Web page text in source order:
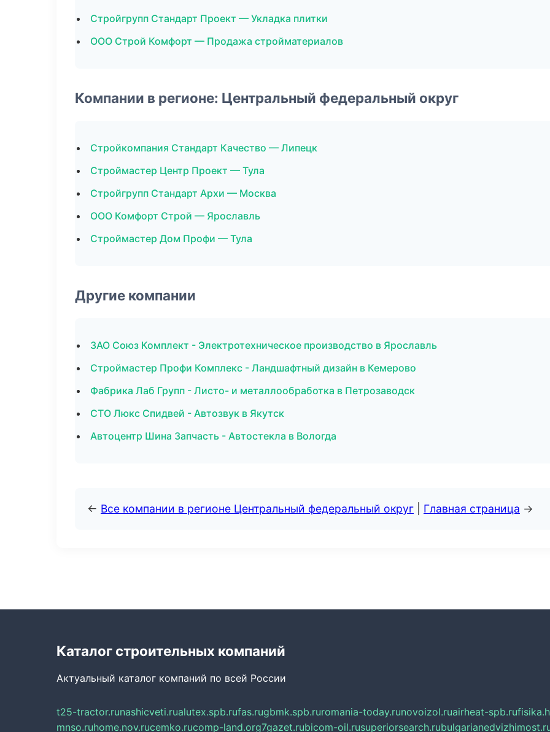
Стройгрупп Стандарт Проект — Укладка плитки
ООО Строй Комфорт — Продажа стройматериалов
Компании в регионе: Центральный федеральный округ
Стройкомпания Стандарт Качество — Липецк
Строймастер Центр Проект — Тула
Стройгрупп Стандарт Архи — Москва
ООО Комфорт Строй — Ярославль
Строймастер Дом Профи — Тула
Другие компании
ЗАО Союз Комплект - Электротехническое производство в Ярославль
Строймастер Профи Комплекс - Ландшафтный дизайн в Кемерово
Фабрика Лаб Групп - Листо- и металлообработка в Петрозаводск
СТО Люкс Спидвей - Автозвук в Якутск
Автоцентр Шина Запчасть - Автостекла в Вологда
← Все компании в регионе Центральный федеральный округ Главная страница →
Каталог строительных компаний
Актуальный каталог компаний по всей России
t25-tractor.runashicveti.rualutex.spb.rufas.rugbmk.spb.ruromania-today.runovoizol.ruairheat-spb.ru
mnso.ruhome.nov.rucemko.rucomp-land.org7gazet.rubicom-oil.rusuperiorsearch.ru